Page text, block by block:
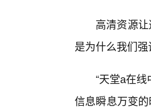
高清资源
是为什么我们
“天堂а在
信息瞬息万变